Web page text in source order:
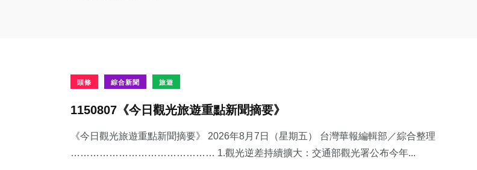
頭條 綜合新聞 旅遊
1150807《今日觀光旅遊重點新聞摘要》
《今日觀光旅遊重點新聞摘要》 2026年8月7日（星期五） 台灣華報編輯部／綜合整理
……………………………………… 1.觀光逆差持續擴大：交通部觀光署公布今年...